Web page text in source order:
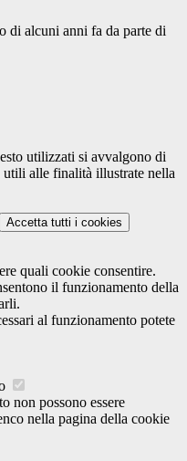
di alcuni anni fa da parte di
utilizzati si avvalgono di
utili alle finalità illustrate nella
Accetta tutti i cookies
quali cookie consentire.
il funzionamento della
al funzionamento potete
non possono essere
nella pagina della cookie